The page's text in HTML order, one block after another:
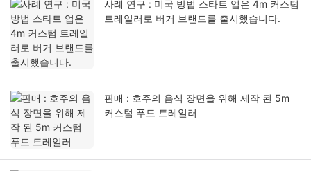
사례 연구 : 미국 방법 스타트 업은 4m 커스텀
트레일러로 버거 브랜드를 출시했습니다.
판매 : 호주의 음식 장면을 위해 제작 된 5m
커스텀 푸드 트레일러